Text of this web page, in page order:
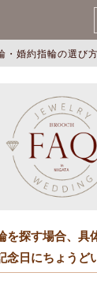
・婚約指輪の選び方
を探す場合、具
念日にちょうど